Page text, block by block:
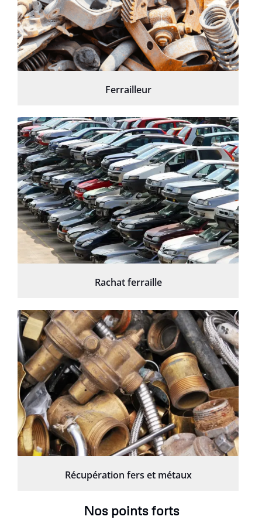
Ferrailleur
Rachat ferraille
Récupération fers et métaux
Nos points forts